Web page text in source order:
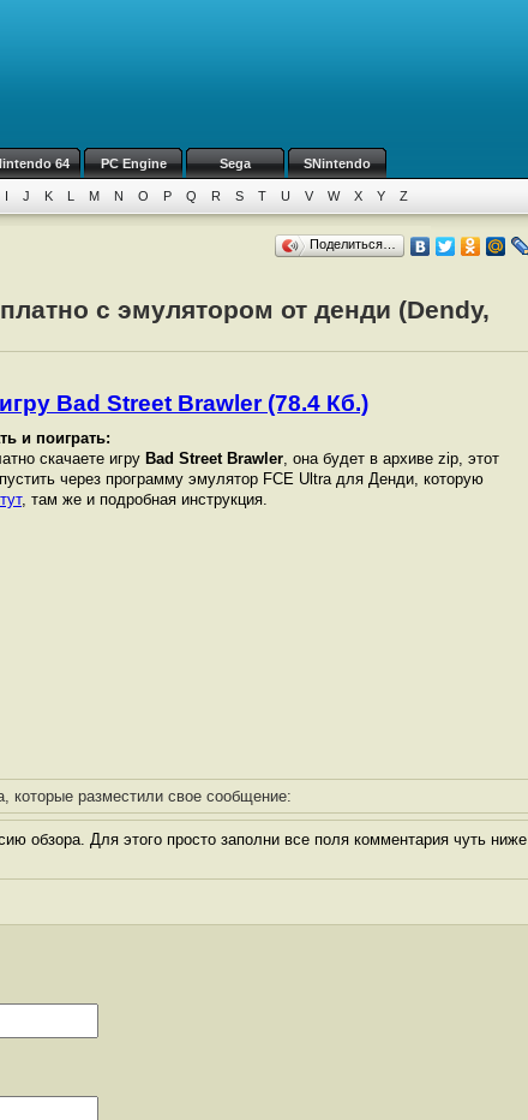
64 PC Engine Sega SNintendo
I J K L M N O P Q R S T U V W X Y Z
Поделиться…
с эмулятором от денди (Dendy,
Bad Street Brawler (78.4 Кб.)
и поиграть:
скачаете игру Bad Street Brawler, она будет в архиве zip, этот
через программу эмулятор FCE Ultra для Денди, которую
, там же и подробная инструкция.
которые разместили свое сообщение:
обзора. Для этого просто заполни все поля комментария чуть ниже